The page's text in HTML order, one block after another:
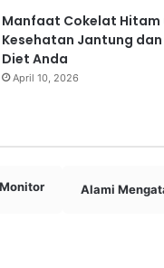
Manfaat Cokelat Hitam
Kesehatan Jantung
Diet Anda
April 10, 2026
Alami